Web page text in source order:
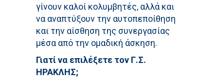
γίνουν καλοί κολυμβητές, αλλά και
να αναπτύξουν την αυτοπεποίθηση
και την αίσθηση της συνεργασίας
μέσα από την ομαδική άσκηση.
Γιατί να επιλέξετε τον Γ.Σ.
ΗΡΑΚΛΗΣ;